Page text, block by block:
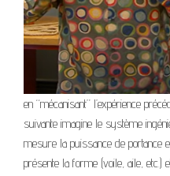
en “mécanisant” l’expérience
suivante imagine le système
mesure la puissance de portance
présente la forme (voile, aile, etc.)